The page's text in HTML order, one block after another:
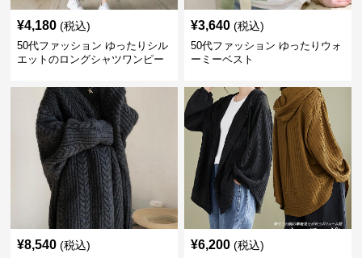
¥4,180 (税込)
50代ファッション ゆったりシル
エットのロングシャツワンピー
¥3,640 (税込)
50代ファッション ゆったりウォ
ーミーベスト
¥8,540 (税込) ¥6,200 (税込)